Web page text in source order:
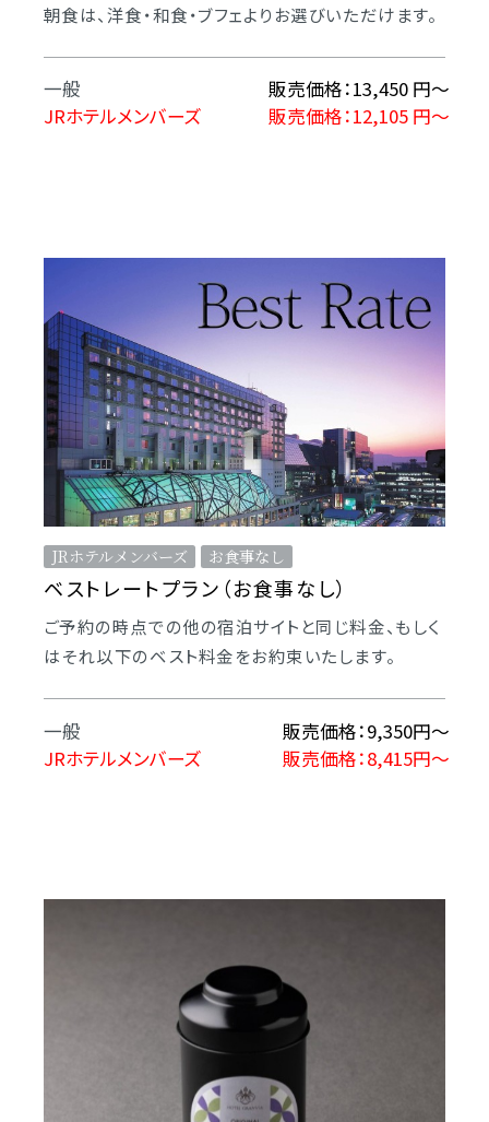
朝食は、洋食・和食・ブフェよりお選びいただけます。
一般
販売価格：13,450 円〜
JRホテルメンバーズ
販売価格：12,105 円〜
ベストレートプラン（お食事なし）
JRホテルメンバーズ お食事なし
ご予約の時点での他の宿泊サイトと同じ料金、もしく
はそれ以下のベスト料金をお約束いたします。
一般
販売価格：9,350円〜
JRホテルメンバーズ
販売価格：8,415円～